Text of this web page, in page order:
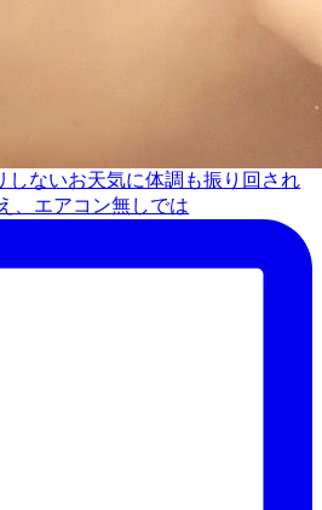
しないお天気に体調も振り回され
、エアコン無しでは